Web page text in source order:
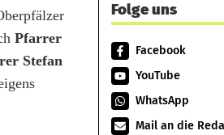
Pfarrer
Stefan
Folge uns
Facebook
YouTube
WhatsApp
Mail an die